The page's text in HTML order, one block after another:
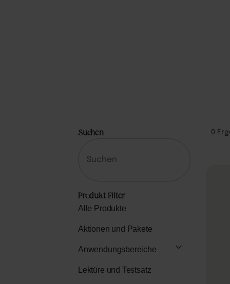
Suchen
Produkt Filter
Alle Produkte
Aktionen und Pakete
Anwendungsbereiche
Lektüre und Testsatz
0